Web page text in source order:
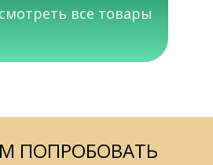
все товары
ПОПРОБОВАТЬ